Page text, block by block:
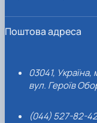
Поштова адреса
03041, Україна,
вул. Героїв
(044) 527-82-42